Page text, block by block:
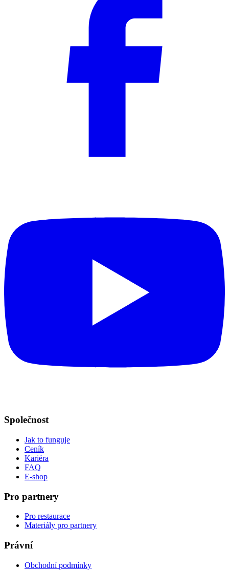
Společnost
Jak to funguje
Ceník
Kariéra
FAQ
E-shop
Pro partnery
Pro restaurace
Materiály pro partnery
Právní
Obchodní podmínky